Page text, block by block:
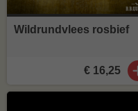
Wildrundvlees rosbief
€ 16,25